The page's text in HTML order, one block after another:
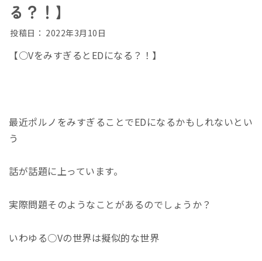
る？！】
投稿日： 2022年3月10日
【○VをみすぎるとEDになる？！】
最近ポルノをみすぎることでEDになるかもしれないとい
う
話が話題に上っています。
実際問題そのようなことがあるのでしょうか？
いわゆる○Vの世界は擬似的な世界